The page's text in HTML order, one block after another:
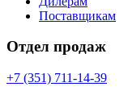
Поставщикам
Отдел продаж
+7 (351) 711-14-39